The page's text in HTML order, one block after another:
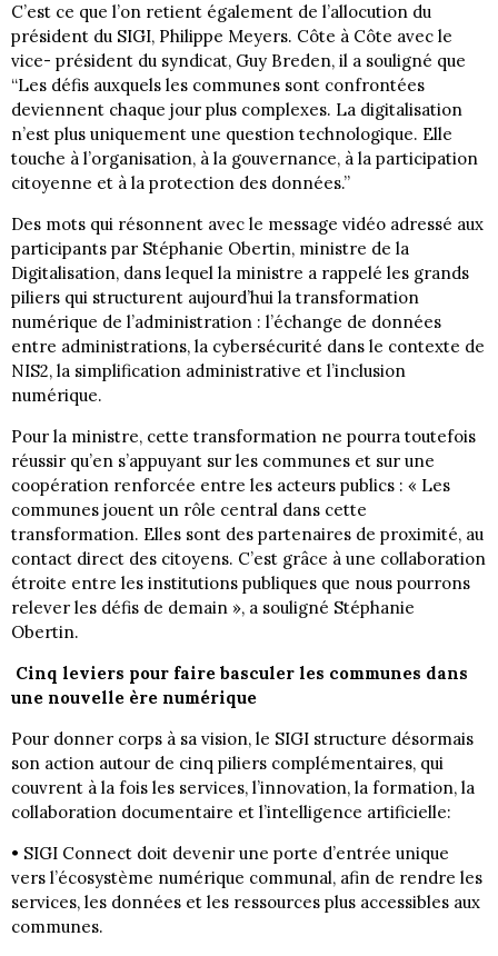
C’est ce que l’on retient également de l’allocution du
président du SIGI, Philippe Meyers. Côte à Côte avec le
vice- président du syndicat, Guy Breden, il a souligné que
“Les défis auxquels les communes sont confrontées
deviennent chaque jour plus complexes. La digitalisation
n’est plus uniquement une question technologique. Elle
touche à l’organisation, à la gouvernance, à la participation
citoyenne et à la protection des données.”
Des mots qui résonnent avec le message vidéo adressé aux
participants par Stéphanie Obertin, ministre de la
Digitalisation, dans lequel la ministre a rappelé les grands
piliers qui structurent aujourd’hui la transformation
numérique de l’administration : l’échange de données
entre administrations, la cybersécurité dans le contexte de
NIS2, la simplification administrative et l’inclusion
numérique.
Pour la ministre, cette transformation ne pourra toutefois
réussir qu’en s’appuyant sur les communes et sur une
coopération renforcée entre les acteurs publics : « Les
communes jouent un rôle central dans cette
transformation. Elles sont des partenaires de proximité, au
contact direct des citoyens. C’est grâce à une collaboration
étroite entre les institutions publiques que nous pourrons
relever les défis de demain », a souligné Stéphanie
Obertin.
Cinq leviers pour faire basculer les communes dans
une nouvelle ère numérique
Pour donner corps à sa vision, le SIGI structure désormais
son action autour de cinq piliers complémentaires, qui
couvrent à la fois les services, l’innovation, la formation, la
collaboration documentaire et l’intelligence artificielle:
• SIGI Connect doit devenir une porte d’entrée unique
vers l’écosystème numérique communal, afin de rendre les
services, les données et les ressources plus accessibles aux
communes.